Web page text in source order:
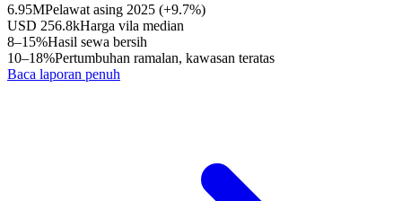
6.95MPelawat asing 2025 (+9.7%)
USD 256.8kHarga vila median
8–15%Hasil sewa bersih
10–18%Pertumbuhan ramalan, kawasan teratas
Baca laporan penuh